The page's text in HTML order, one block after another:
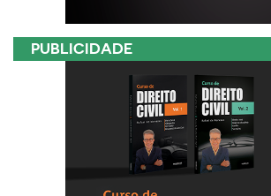
PUBLICIDADE